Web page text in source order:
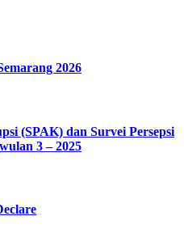
2026
(SPAK) dan Survei Persepsi
3 – 2025